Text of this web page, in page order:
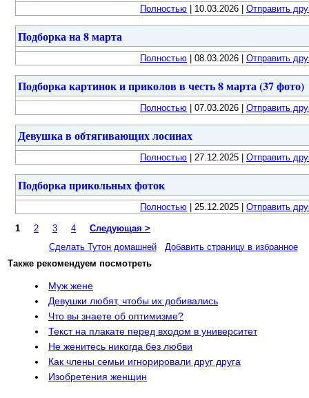
Полностью | 10.03.2026 | Отправить
Подборка на 8 марта
Полностью | 08.03.2026 | Отправить
Подборка картинок и приколов в честь 8 марта (37 фото)
Полностью | 07.03.2026 | Отправить
Девушка в обтягивающих лосинах
Полностью | 27.12.2025 | Отправить
Подборка прикольных фоток
Полностью | 25.12.2025 | Отправить
1 2 3 4
Следующая >
Сделать Тутон домашней
Добавить страницу в избранное
Также рекомендуем посмотреть
Муж жене
Девушки любят, чтобы их добивались
Что вы знаете об оптимизме?
Текст на плакате перед входом в университет
Не женитесь никогда без любви
Как члены семьи игнорировали друг друга
Изобретения женщин